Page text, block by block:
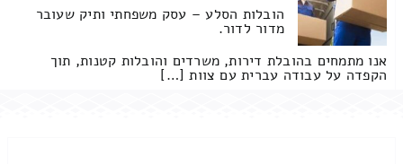
הובלות הסלע – עסק משפחתי ותיק שעובר
מדור לדור.
אנו מתמחים בהובלת דירות, משרדים והובלות קטנות, תוך
הקפדה על עבודה עברית עם צוות […]